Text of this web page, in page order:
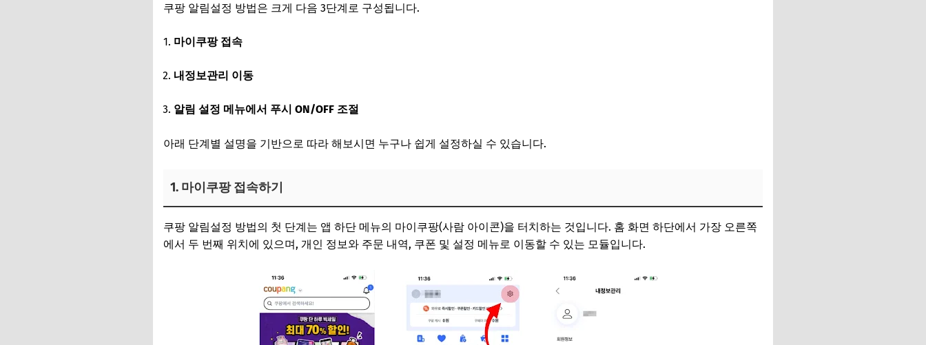
쿠팡 알림설정 방법은 크게 다음 3단계로 구성됩니다.
마이쿠팡 접속
내정보관리 이동
알림 설정 메뉴에서 푸시 ON/OFF 조절
아래 단계별 설명을 기반으로 따라 해보시면 누구나 쉽게 설정하실 수 있습니다.
1. 마이쿠팡 접속하기
쿠팡 알림설정 방법의 첫 단계는 앱 하단 메뉴의 마이쿠팡(사람 아이콘)을 터치하는 것입니다. 홈 화면 하단에서 가장 오른쪽
에서 두 번째 위치에 있으며, 개인 정보와 주문 내역, 쿠폰 및 설정 메뉴로 이동할 수 있는 모듈입니다.